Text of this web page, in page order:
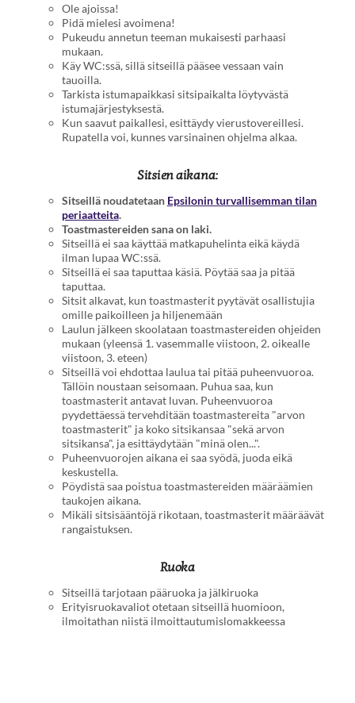
Ole ajoissa!
Pidä mielesi avoimena!
Pukeudu annetun teeman mukaisesti parhaasi
mukaan.
Käy WC:ssä, sillä sitseillä pääsee vessaan vain
tauoilla.
Tarkista istumapaikkasi sitsipaikalta löytyvästä
istumajärjestyksestä.
Kun saavut paikallesi, esittäydy vierustovereillesi.
Rupatella voi, kunnes varsinainen ohjelma alkaa.
Sitsien aikana:
Sitseillä noudatetaan Epsilonin turvallisemman tilan
periaatteita.
Toastmastereiden sana on laki.
Sitseillä ei saa käyttää matkapuhelinta eikä käydä
ilman lupaa WC:ssä.
Sitseillä ei saa taputtaa käsiä. Pöytää saa ja pitää
taputtaa.
Sitsit alkavat, kun toastmasterit pyytävät osallistujia
omille paikoilleen ja hiljenemään
Laulun jälkeen skoolataan toastmastereiden ohjeiden
mukaan (yleensä 1. vasemmalle viistoon, 2. oikealle
viistoon, 3. eteen)
Sitseillä voi ehdottaa laulua tai pitää puheenvuoroa.
Tällöin noustaan seisomaan. Puhua saa, kun
toastmasterit antavat luvan. Puheenvuoroa
pyydettäessä tervehditään toastmastereita "arvon
toastmasterit" ja koko sitsikansaa "sekä arvon
sitsikansa", ja esittäydytään "minä olen...".
Puheenvuorojen aikana ei saa syödä, juoda eikä
keskustella.
Pöydistä saa poistua toastmastereiden määräämien
taukojen aikana.
Mikäli sitsisääntöjä rikotaan, toastmasterit määräävät
rangaistuksen.
Ruoka
Sitseillä tarjotaan pääruoka ja jälkiruoka
Erityisruokavaliot otetaan sitseillä huomioon,
ilmoitathan niistä ilmoittautumislomakkeessa